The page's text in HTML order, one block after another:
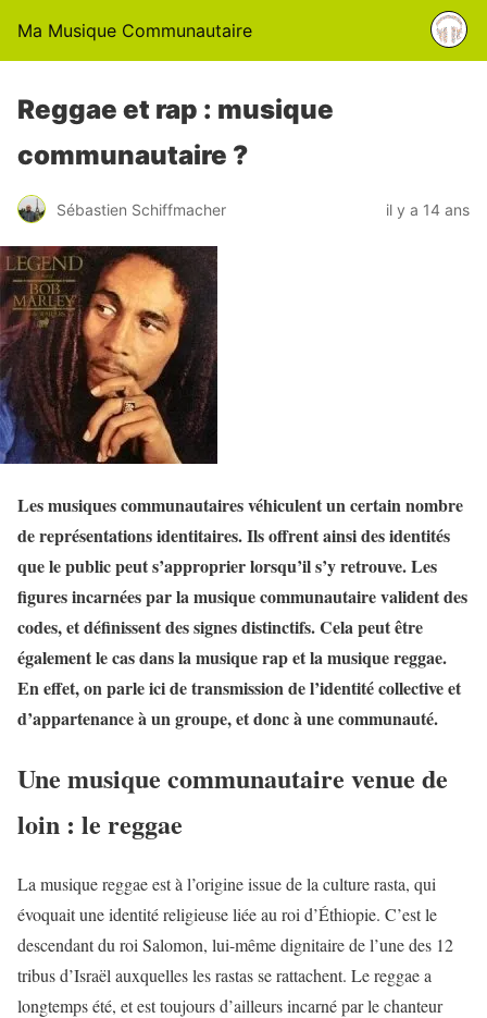
Ma Musique Communautaire
Reggae et rap : musique
communautaire ?
Sébastien Schiffmacher il y a 14 ans
Les musiques communautaires véhiculent un certain nombre
de représentations identitaires. Ils offrent ainsi des identités
que le public peut s’approprier lorsqu’il s’y retrouve. Les
figures incarnées par la musique communautaire valident des
codes, et définissent des signes distinctifs. Cela peut être
également le cas dans la musique rap et la musique reggae.
En effet, on parle ici de transmission de l’identité collective et
d’appartenance à un groupe, et donc à une communauté.
Une musique communautaire venue de
loin : le reggae
La musique reggae est à l’origine issue de la culture rasta, qui
évoquait une identité religieuse liée au roi d’Éthiopie. C’est le
descendant du roi Salomon, lui-même dignitaire de l’une des 12
tribus d’Israël auxquelles les rastas se rattachent. Le reggae a
longtemps été, et est toujours d’ailleurs incarné par le chanteur